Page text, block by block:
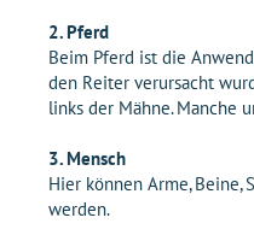
2. Pferd
Beim Pferd ist die
den Reiter verursacht
links der Mähne. Manche
3. Mensch
Hier können Arme,
werden.